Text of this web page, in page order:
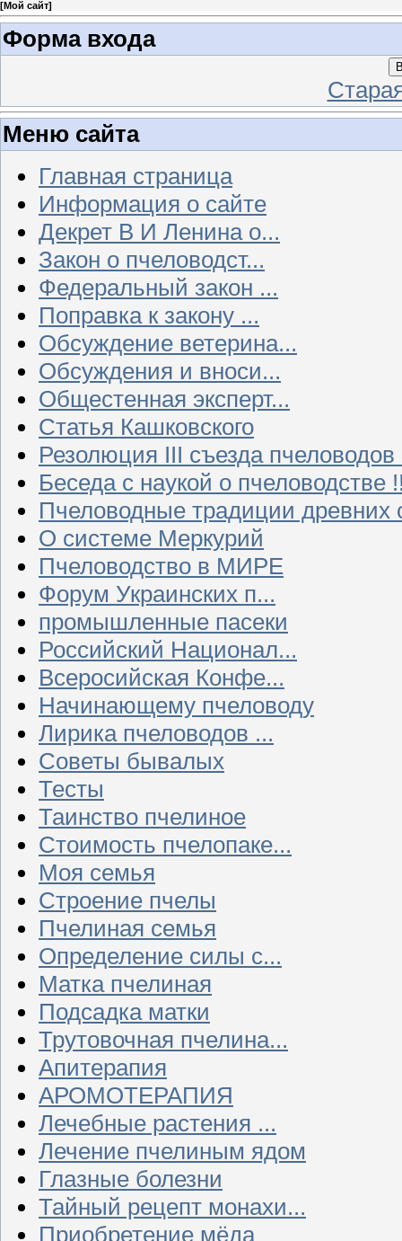
[Мой сайт]
Форма входа
Меню сайта
Главная страница
Информация о сайте
Декрет В И Ленина о...
Закон о пчеловодст...
Федеральный закон ...
Поправка к закону ...
Обсуждение ветерина...
Обсуждения и вноси...
Общестенная эксперт...
Статья Кашковского
Резолюция III съезда
Беседа с наукой о пчеловодстве
Пчеловодные традиции древних
О системе Меркурий
Пчеловодство в МИРЕ
Форум Украинских п...
промышленные пасеки
Российский Национал...
Всеросийская Конфе...
Начинающему пчеловоду
Лирика пчеловодов ...
Советы бывалых
Тесты
Таинство пчелиное
Стоимость пчелопаке...
Моя семья
Строение пчелы
Пчелиная семья
Определение силы с...
Матка пчелиная
Подсадка матки
Трутовочная пчелина...
Апитерапия
АРОМОТЕРАПИЯ
Лечебные растения ...
Лечение пчелиным ядом
Глазные болезни
Тайный рецепт монахи...
Приобретение мёда